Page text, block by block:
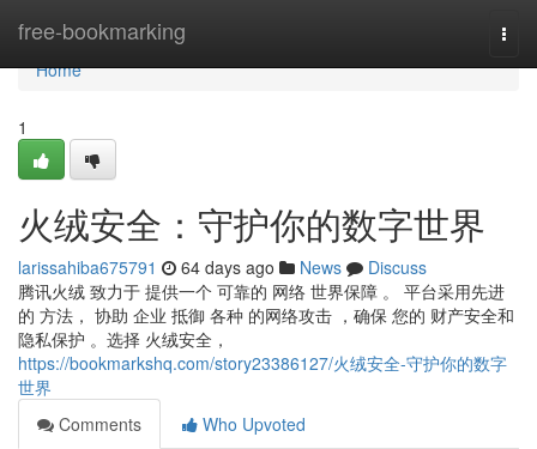
free-bookmarking
Home
Home
1
火绒安全：守护你的数字世界
larissahiba675791 64 days ago News
Discuss
腾讯火绒 致力于 提供一个 可靠的 网络 世界保障 。 平台采用先进
的 方法， 协助 企业 抵御 各种 的网络攻击 ，确保 您的 财产安全和
隐私保护 。选择 火绒安全，
https://bookmarkshq.com/story23386127/火绒安全-守护你的数字
世界
Comments
Who Upvoted